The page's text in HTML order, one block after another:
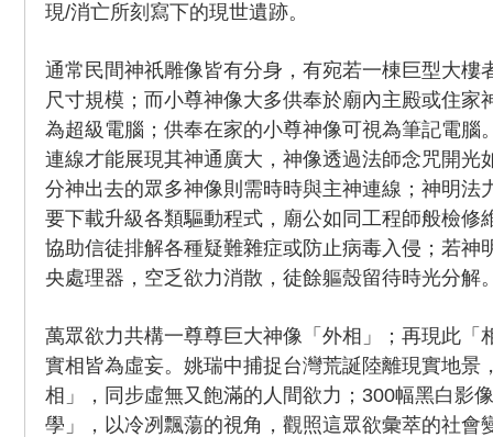
現/消亡所刻寫下的現世遺跡。
通常民間神祇雕像皆有分身，有宛若一棟巨型大樓
尺寸規模；而小尊神像大多供奉於廟內主殿或住家
為超級電腦；供奉在家的小尊神像可視為筆記電腦
連線才能展現其神通廣大，神像透過法師念咒開光
分神出去的眾多神像則需時時與主神連線；神明法
要下載升級各類驅動程式，廟公如同工程師般檢修
協助信徒排解各種疑難雜症或防止病毒入侵；若神
央處理器，空乏欲力消散，徒餘軀殼留待時光分解
萬眾欲力共構一尊尊巨大神像「外相」；再現此「
實相皆為虛妄。姚瑞中捕捉台灣荒誕陸離現實地景
相」，同步虛無又飽滿的人間欲力；300幅黑白影
學」，以冷冽飄蕩的視角，觀照這眾欲彙萃的社會